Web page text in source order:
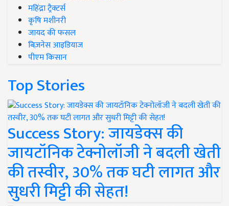
महिंद्रा ट्रैक्टर्स
कृषि मशीनरी
जायद की फसल
बिज़नेस आइडियाज
पीएम किसान
Top Stories
Success Story: जायडेक्स की
जायटॉनिक टेक्नोलॉजी ने बदली खेती
की तस्वीर, 30% तक घटी लागत और
सुधरी मिट्टी की सेहत!